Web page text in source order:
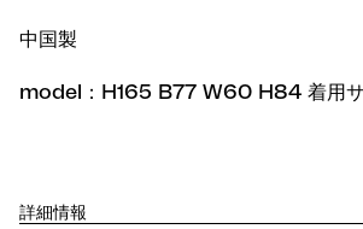
中国製
model：H165 B77 W60 H84 着用
詳細情報